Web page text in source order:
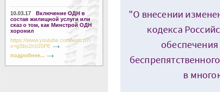
"О внесении
кодекса
в
10.03.17
Включение ОДН в
состав жилищной услуги или
сказ о том, как Минстрой ОДН
хоронил
https://www.youtube.com/watch?
v=gSbo2n10SPE
подробнее...